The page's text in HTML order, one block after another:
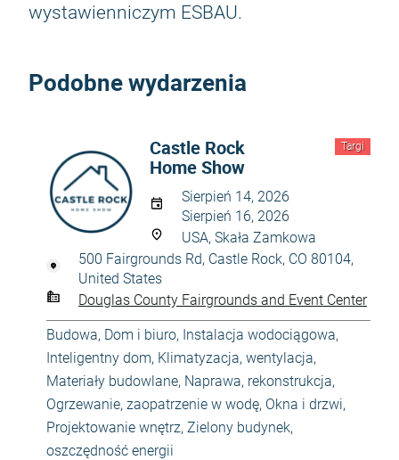
wystawienniczym ESBAU.
Podobne wydarzenia
Targi
Castle Rock
Home Show
Sierpień 14, 2026
Sierpień 16, 2026
USA, Skała Zamkowa
500 Fairgrounds Rd, Castle Rock, CO 80104,
United States
Douglas County Fairgrounds and Event Center
Budowa, Dom i biuro, Instalacja wodociągowa,
Inteligentny dom, Klimatyzacja, wentylacja,
Materiały budowlane, Naprawa, rekonstrukcja,
Ogrzewanie, zaopatrzenie w wodę, Okna i drzwi,
Projektowanie wnętrz, Zielony budynek,
oszczędność energii